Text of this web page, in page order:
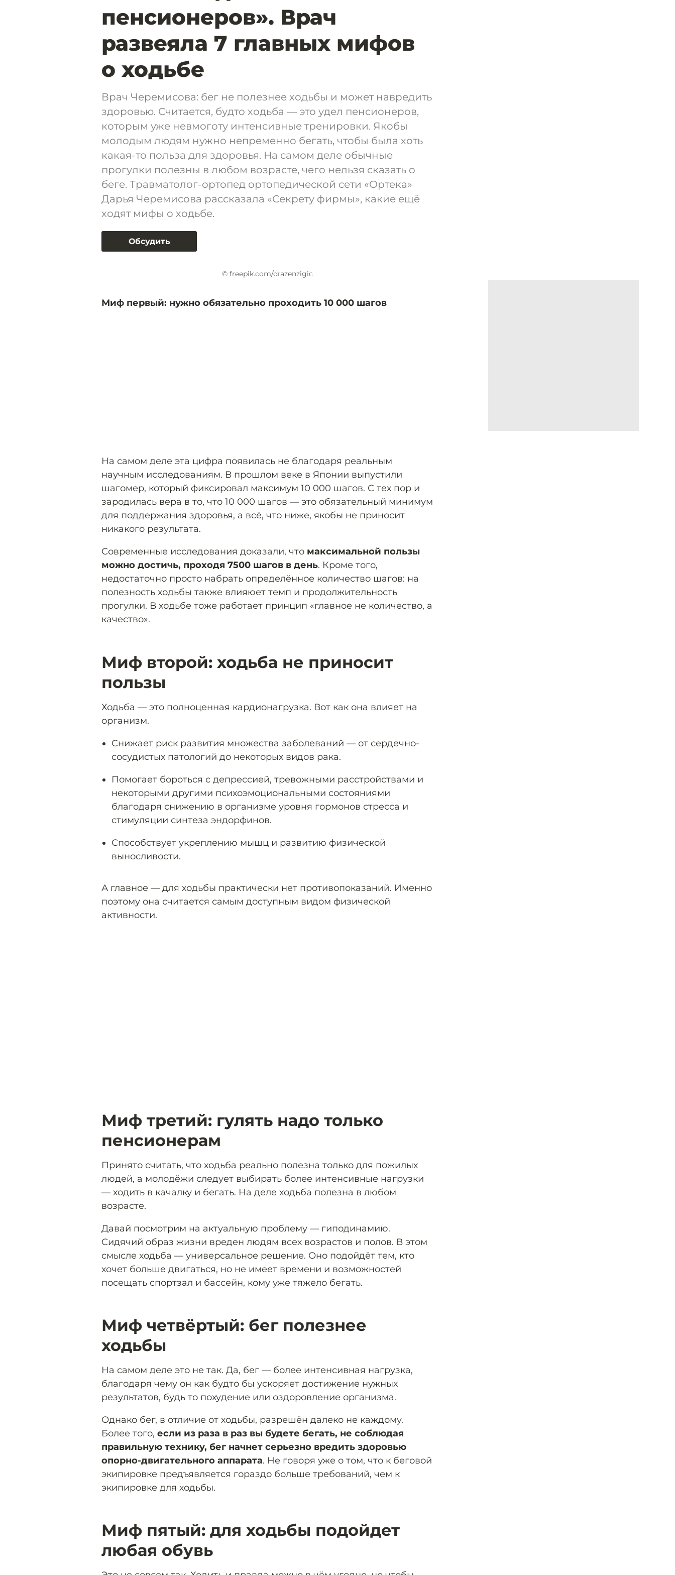
пенсионеров». Врач
развеяла 7 главных мифов
о ходьбе
Врач Черемисова: бег не полезнее ходьбы и может навредить
здоровью. Считается, будто ходьба — это удел пенсионеров,
которым уже невмоготу интенсивные тренировки. Якобы
молодым людям нужно непременно бегать, чтобы была хоть
какая-то польза для здоровья. На самом деле обычные
прогулки полезны в любом возрасте, чего нельзя сказать о
беге. Травматолог-ортопед ортопедической сети «Ортека»
Дарья Черемисова рассказала «Секрету фирмы», какие ещё
ходят мифы о ходьбе.
Обсудить
© freepik.com/drazenzigic
Миф первый: нужно обязательно проходить 10 000 шагов
На самом деле эта цифра появилась не благодаря реальным
научным исследованиям. В прошлом веке в Японии выпустили
шагомер, который фиксировал максимум 10 000 шагов. С тех пор и
зародилась вера в то, что 10 000 шагов — это обязательный минимум
для поддержания здоровья, а всё, что ниже, якобы не приносит
никакого результата.
Современные исследования доказали, что максимальной пользы
можно достичь, проходя 7500 шагов в день. Кроме того,
недостаточно просто набрать определённое количество шагов: на
полезность ходьбы также влияюет темп и продолжительность
прогулки. В ходьбе тоже работает принцип «главное не количество, а
качество».
Миф второй: ходьба не приносит
пользы
Ходьба — это полноценная кардионагрузка. Вот как она влияет на
организм.
Снижает риск развития множества заболеваний — от сердечно-
сосудистых патологий до некоторых видов рака.
Помогает бороться с депрессией, тревожными расстройствами и
некоторыми другими психоэмоциональными состояниями
благодаря снижению в организме уровня гормонов стресса и
стимуляции синтеза эндорфинов.
Способствует укреплению мышц и развитию физической
выносливости.
А главное — для ходьбы практически нет противопоказаний. Именно
поэтому она считается самым доступным видом физической
активности.
Миф третий: гулять надо только
пенсионерам
Принято считать, что ходьба реально полезна только для пожилых
людей, а молодёжи следует выбирать более интенсивные нагрузки
— ходить в качалку и бегать. На деле ходьба полезна в любом
возрасте.
Давай посмотрим на актуальную проблему — гиподинамию.
Сидячий образ жизни вреден людям всех возрастов и полов. В этом
смысле ходьба — универсальное решение. Оно подойдёт тем, кто
хочет больше двигаться, но не имеет времени и возможностей
посещать спортзал и бассейн, кому уже тяжело бегать.
Миф четвёртый: бег полезнее
ходьбы
На самом деле это не так. Да, бег — более интенсивная нагрузка,
благодаря чему он как будто бы ускоряет достижение нужных
результатов, будь то похудение или оздоровление организма.
Однако бег, в отличие от ходьбы, разрешён далеко не каждому.
Более того, если из раза в раз вы будете бегать, не соблюдая
правильную технику, бег начнет серьезно вредить здоровью
опорно-двигательного аппарата. Не говоря уже о том, что к беговой
экипировке предъявляется гораздо больше требований, чем к
экипировке для ходьбы.
Миф пятый: для ходьбы подойдет
любая обувь